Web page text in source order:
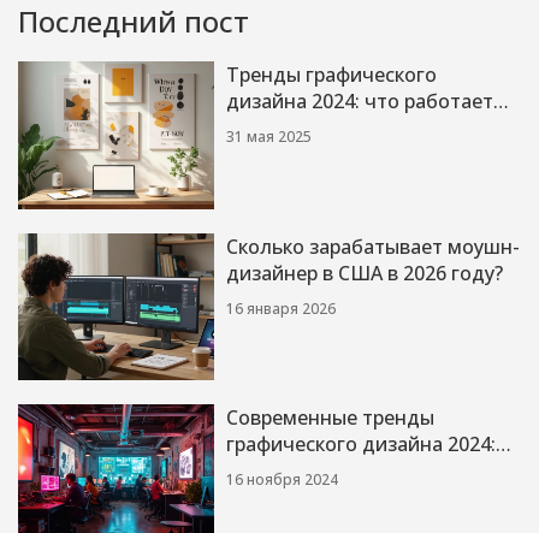
Последний пост
Тренды графического
дизайна 2024: что работает
сейчас
31 мая 2025
Сколько зарабатывает моушн-
дизайнер в США в 2026 году?
16 января 2026
Современные тренды
графического дизайна 2024:
Новые горизонты творчества
16 ноября 2024